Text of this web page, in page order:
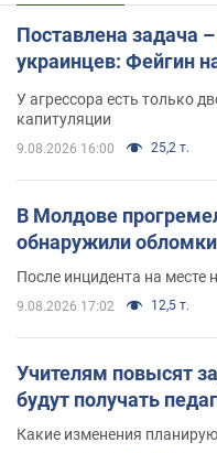
Поставлена задача
украинцев: Фейгин
У агрессора есть только
капитуляции
9.08.2026 16:00 25,2 т.
В Молдове
обнаружили
После инцидента на месте
9.08.2026 17:02 12,5 т.
Учителям повысят
будут получать
Какие изменения